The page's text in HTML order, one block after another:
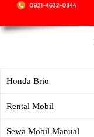
Honda Brio
Rental Mobil
Sewa Mobil Manual